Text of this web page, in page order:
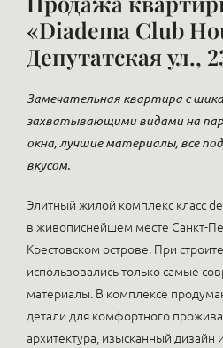
«Diadema Club
Депутатская ул.,
Замечательная квартира с
захватывающими видами на
окна, лучшие материалы, все
вкусом.
Элитный жилой комплекс класс
в живописнейшем месте Санкт-
Крестовском острове. При
использовались только самые
материалы. В комплексе
детали для комфортного
архитектура, изысканный дизайн